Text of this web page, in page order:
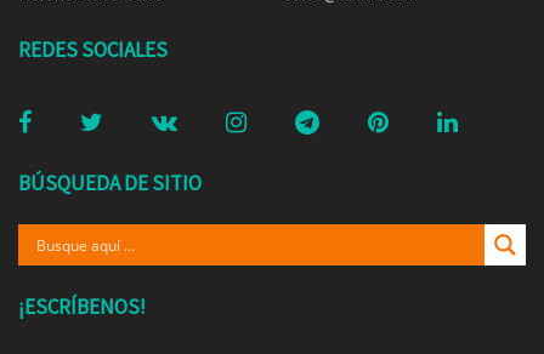
REDES SOCIALES
BÚSQUEDA DE SITIO
¡ESCRÍBENOS!